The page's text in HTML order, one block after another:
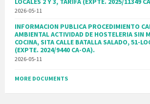
2026-05-11
INFORMACION PUBLICA PROCEDIMIENTO
AMBIENTAL ACTIVIDAD DE HOSTELERIA SIN
COCINA, SITA CALLE BATALLA SALADO, 51-
(EXPTE. 2024/9440 CA-OA).
2026-05-11
MORE DOCUMENTS